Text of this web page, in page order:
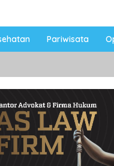
Pariwisata